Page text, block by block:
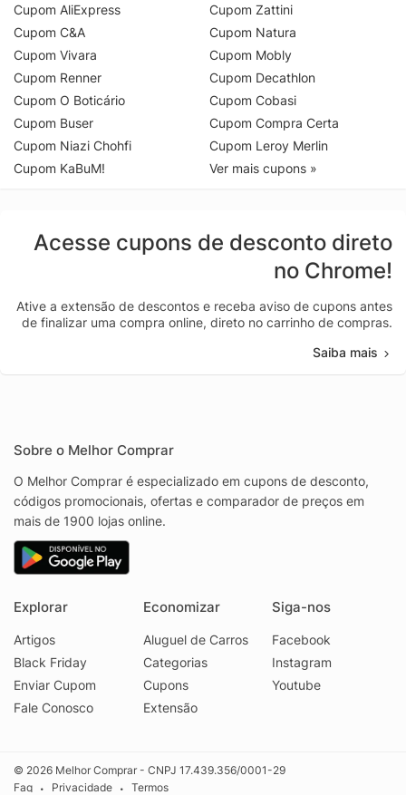
Cupom AliExpress
Cupom C&A
Cupom Vivara
Cupom Renner
Cupom O Boticário
Cupom Buser
Cupom Niazi Chohfi
Cupom KaBuM!
Cupom Zattini
Cupom Natura
Cupom Mobly
Cupom Decathlon
Cupom Cobasi
Cupom Compra Certa
Cupom Leroy Merlin
Ver mais cupons »
Acesse cupons de desconto direto
no Chrome!
Ative a extensão de descontos e receba aviso de cupons antes
de finalizar uma compra online, direto no carrinho de compras.
Saiba mais
Sobre o Melhor Comprar
O Melhor Comprar é especializado em cupons de desconto,
códigos promocionais, ofertas e comparador de preços em
mais de 1900 lojas online.
Explorar
Artigos
Black Friday
Enviar Cupom
Fale Conosco
Economizar
Aluguel de Carros
Categorias
Cupons
Extensão
Siga-nos
Facebook
Instagram
Youtube
© 2026 Melhor Comprar - CNPJ 17.439.356/0001-29
Faq
• Privacidade • Termos